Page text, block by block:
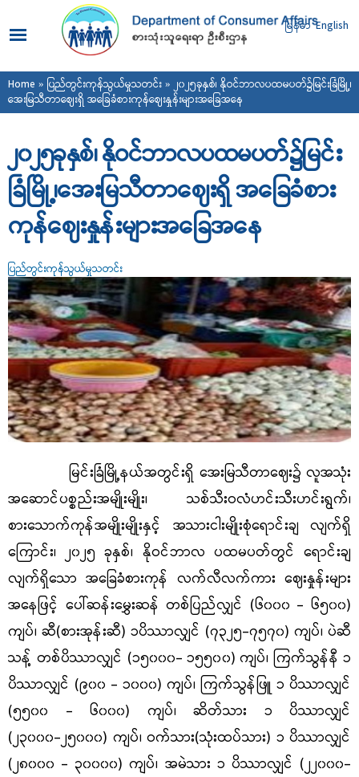
main
content
မြန်မာ English
You are here
Home » ပြည်တွင်းကုန်သွယ်မှုသတင်း» ၂၀၂၅ခုနှစ်၊ နိုဝင်ဘာလပထမပတ်၌မြင်းခြံမြို့၊
အေးမြသီတာဈေးရှိ အခြေခံစားကုန်ဈေးနှုန်းများအခြေအနေ
၂၀၂၅ခုနှစ်၊ နိုဝင်ဘာလပထမပတ်၌မြင်း
ခြံမြို့၊အေးမြသီတာဈေးရှိ အခြေခံစား
ကုန်ဈေးနှုန်းများအခြေအနေ
ပြည်တွင်းကုန်သွယ်မှုသတင်း
မြင်းခြံမြို့နယ်အတွင်းရှိ အေးမြသီတာဈေး၌ လူအသုံး
အဆောင်ပစ္စည်းအမျိုးမျိုး၊ သစ်သီးဝလံဟင်းသီးဟင်းရွက်၊
စားသောက်ကုန်အမျိုးမျိုးနှင့် အသားငါးမျိုးစုံရောင်းချ လျက်ရှိ
ကြောင်း၊ ၂၀၂၅ ခုနှစ်၊ နိုဝင်ဘာလ ပထမပတ်တွင် ရောင်းချ
လျက်ရှိသော အခြေခံစားကုန် လက်လီလက်ကား ဈေးနှုန်းများ
အနေဖြင့် ပေါ်ဆန်းမွှေးဆန် တစ်ပြည်လျှင် (၆၀၀၀ - ၆၅၀၀)
ကျပ်၊ ဆီ(စားအုန်းဆီ) ၁ပိဿာလျှင် (၇၃၂၅-၇၅၇၀) ကျပ်၊ ပဲဆီ
သန့် တစ်ပိဿာလျှင် (၁၅၀၀၀- ၁၅၅၀၀) ကျပ်၊ ကြက်သွန်နီ ၁
ပိဿာလျှင် (၉၀၀ - ၁၀၀၀) ကျပ်၊ ကြက်သွန်ဖြူ ၁ ပိဿာလျှင်
(၅၅၀၀ - ၆၀၀၀) ကျပ်၊ ဆိတ်သား ၁ ပိဿာလျှင်
(၂၃၀၀၀-၂၅၀၀၀) ကျပ်၊ ဝက်သား(သုံးထပ်သား) ၁ ပိဿာလျှင်
(၂၈၀၀၀ - ၃၀၀၀၀) ကျပ်၊ အမဲသား ၁ ပိဿာလျှင် (၂၂၀၀၀-